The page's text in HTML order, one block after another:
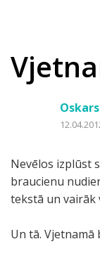
Nevēlos izplūst
braucienu
tekstā un vairāk
Un tā. Vjetnamā